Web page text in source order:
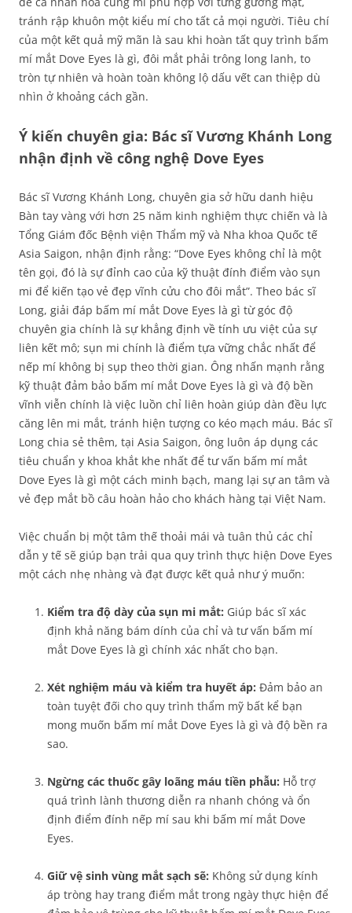
tránh rập khuôn một kiểu mí cho tất cả mọi người. Tiêu chí
của một kết quả mỹ mãn là sau khi hoàn tất quy trình bấm
mí mắt Dove Eyes là gì, đôi mắt phải trông long lanh, to
tròn tự nhiên và hoàn toàn không lộ dấu vết can thiệp dù
nhìn ở khoảng cách gần.
Ý kiến chuyên gia: Bác sĩ Vương Khánh Long
nhận định về công nghệ Dove Eyes
Bác sĩ Vương Khánh Long, chuyên gia sở hữu danh hiệu
Bàn tay vàng với hơn 25 năm kinh nghiệm thực chiến và là
Tổng Giám đốc Bệnh viện Thẩm mỹ và Nha khoa Quốc tế
Asia Saigon, nhận định rằng: “Dove Eyes không chỉ là một
tên gọi, đó là sự đỉnh cao của kỹ thuật đính điểm vào sụn
mi để kiến tạo vẻ đẹp vĩnh cửu cho đôi mắt”. Theo bác sĩ
Long, giải đáp bấm mí mắt Dove Eyes là gì từ góc độ
chuyên gia chính là sự khẳng định về tính ưu việt của sự
liên kết mô; sụn mi chính là điểm tựa vững chắc nhất để
nếp mí không bị sụp theo thời gian. Ông nhấn mạnh rằng
kỹ thuật đảm bảo bấm mí mắt Dove Eyes là gì và độ bền
vĩnh viễn chính là việc luồn chỉ liên hoàn giúp dàn đều lực
căng lên mi mắt, tránh hiện tượng co kéo mạch máu. Bác sĩ
Long chia sẻ thêm, tại Asia Saigon, ông luôn áp dụng các
tiêu chuẩn y khoa khắt khe nhất để tư vấn bấm mí mắt
Dove Eyes là gì một cách minh bạch, mang lại sự an tâm và
vẻ đẹp mắt bồ câu hoàn hảo cho khách hàng tại Việt Nam.
Việc chuẩn bị một tâm thế thoải mái và tuân thủ các chỉ
dẫn y tế sẽ giúp bạn trải qua quy trình thực hiện Dove Eyes
một cách nhẹ nhàng và đạt được kết quả như ý muốn:
Kiểm tra độ dày của sụn mi mắt: Giúp bác sĩ xác
định khả năng bám dính của chỉ và tư vấn bấm mí
mắt Dove Eyes là gì chính xác nhất cho bạn.
Xét nghiệm máu và kiểm tra huyết áp: Đảm bảo an
toàn tuyệt đối cho quy trình thẩm mỹ bất kể bạn
mong muốn bấm mí mắt Dove Eyes là gì và độ bền ra
sao.
Ngừng các thuốc gây loãng máu tiền phẫu: Hỗ trợ
quá trình lành thương diễn ra nhanh chóng và ổn
định điểm đính nếp mí sau khi bấm mí mắt Dove
Eyes.
Giữ vệ sinh vùng mắt sạch sẽ: Không sử dụng kính
áp tròng hay trang điểm mắt trong ngày thực hiện để